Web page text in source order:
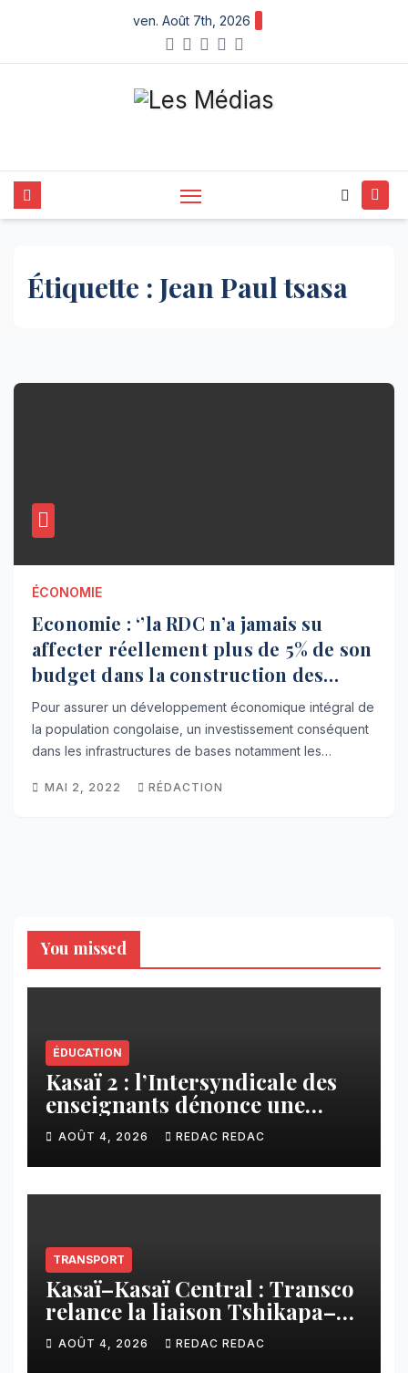
content
ven. Août 7th, 2026
Étiquette : Jean Paul tsasa
ÉCONOMIE
Economie : ‘’la RDC n’a jamais su
affecter réellement plus de 5% de son
budget dans la construction des
infrastructures de base’’ (Jean Paul
Tsasa)
Pour assurer un développement économique intégral de
la population congolaise, un investissement conséquent
dans les infrastructures de bases notamment les…
MAI 2, 2022 RÉDACTION
You missed
ÉDUCATION
Kasaï 2 : l’Intersyndicale des
enseignants dénonce une
contribution financière
imposée aux écoles de la
CNCA
AOÛT 4, 2026 REDAC REDAC
TRANSPORT
Kasaï–Kasaï Central : Transco
relance la liaison Tshikapa–
Tshiamu pour faciliter les
échanges
AOÛT 4, 2026 REDAC REDAC